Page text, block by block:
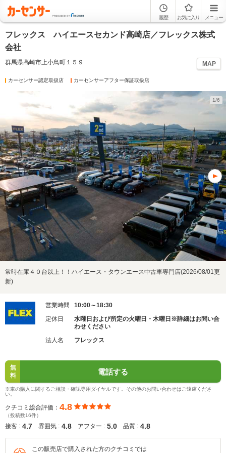
履歴 お気に入り メニュー
フレックス ハイエースセカンド高崎店／フレックス株式
会社
群馬県高崎市上小鳥町１５９ MAP
カーセンサー認定取扱店 カーセンサーアフター保証取扱店
1/6
常時在庫４０台以上！！ハイエース・タウンエース中古車専門店(2026/08/01更
新)
営業時間
10:00～18:30
定休日
水曜日および所定の火曜日・木曜日※詳細はお問い合
わせください
法人名
フレックス
無
料
電話する
※車の購入に関するご相談・確認専用ダイヤルです。その他のお問い合わせはご遠慮くださ
い。
クチコミ総合評価： 4.8
（投稿数16件）
接客 : 4.7 雰囲気 : 4.8 アフター : 5.0 品質 : 4.8
この販売店で購入された方のクチコミでは